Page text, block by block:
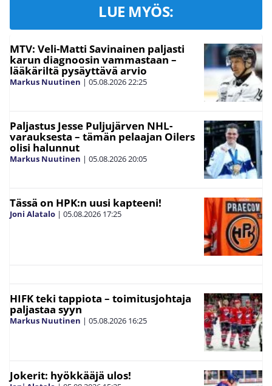
LUE MYÖS:
MTV: Veli-Matti Savinainen paljasti
karun diagnoosin vammastaan –
lääkäriltä pysäyttävä arvio
Markus Nuutinen | 05.08.202622:25
Paljastus Jesse Puljujärven NHL-
varauksesta – tämän pelaajan Oilers
olisi halunnut
Markus Nuutinen | 05.08.202620:05
Tässä on HPK:n uusi kapteeni!
Joni Alatalo | 05.08.2026 17:25
HIFK teki tappiota – toimitusjohtaja
paljastaa syyn
Markus Nuutinen | 05.08.2026 16:25
Jokerit: hyökkääjä ulos!